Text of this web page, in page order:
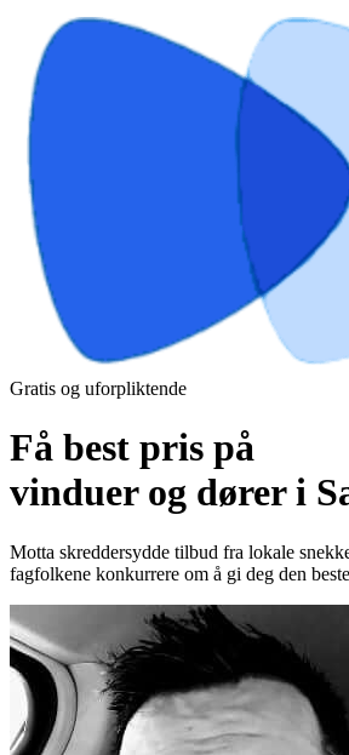
Gratis og uforpliktende
Få best pris på
vinduer og dører i
Motta skreddersydde tilbud fra lokale
fagfolkene konkurrere om å gi deg den